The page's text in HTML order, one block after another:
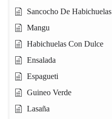
Sancocho De Habichuelas
Mangu
Habichuelas Con Dulce
Ensalada
Espagueti
Guineo Verde
Lasaña